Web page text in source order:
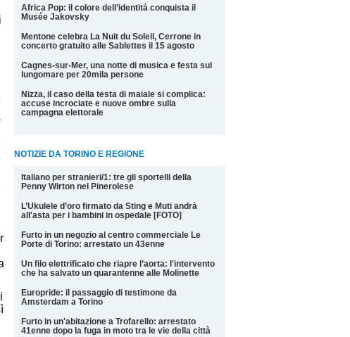
Africa Pop: il colore dell’identità conquista il
Musée Jakovsky
Mentone celebra La Nuit du Soleil, Cerrone in
concerto gratuito alle Sablettes il 15 agosto
Cagnes-sur-Mer, una notte di musica e festa sul
lungomare per 20mila persone
Nizza, il caso della testa di maiale si complica:
accuse incrociate e nuove ombre sulla
campagna elettorale
NOTIZIE DA TORINO E REGIONE
Italiano per stranieri/1: tre gli sportelli della
Penny Wirton nel Pinerolese
L’Ukulele d’oro firmato da Sting e Muti andrà
all'asta per i bambini in ospedale [FOTO]
Furto in un negozio al centro commerciale Le
Porte di Torino: arrestato un 43enne
Un filo elettrificato che riapre l’aorta: l'intervento
che ha salvato un quarantenne alle Molinette
Europride: il passaggio di testimone da
Amsterdam a Torino
Furto in un'abitazione a Trofarello: arrestato
41enne dopo la fuga in moto tra le vie della città